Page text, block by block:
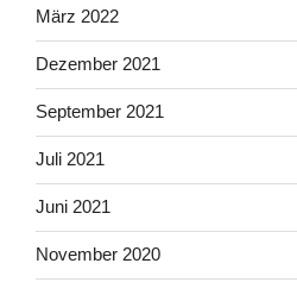
März 2022
Dezember 2021
September 2021
Juli 2021
Juni 2021
November 2020